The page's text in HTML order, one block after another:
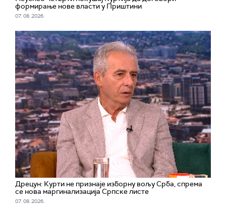
формирање нове власти у Приштини
07. 08. 2026.
Дрецун: Курти не признаје изборну вољу Срба, спрема
се нова маргинализација Српске листе
07. 08. 2026.